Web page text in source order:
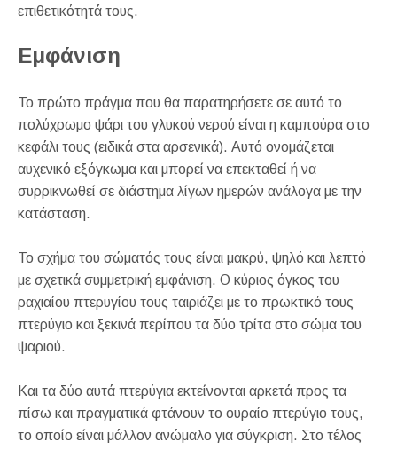
επιθετικότητά τους.
Εμφάνιση
Το πρώτο πράγμα που θα παρατηρήσετε σε αυτό το
πολύχρωμο ψάρι του γλυκού νερού είναι η καμπούρα στο
κεφάλι τους (ειδικά στα αρσενικά). Αυτό ονομάζεται
αυχενικό εξόγκωμα και μπορεί να επεκταθεί ή να
συρρικνωθεί σε διάστημα λίγων ημερών ανάλογα με την
κατάσταση.
Το σχήμα του σώματός τους είναι μακρύ, ψηλό και λεπτό
με σχετικά συμμετρική εμφάνιση. Ο κύριος όγκος του
ραχιαίου πτερυγίου τους ταιριάζει με το πρωκτικό τους
πτερύγιο και ξεκινά περίπου τα δύο τρίτα στο σώμα του
ψαριού.
Και τα δύο αυτά πτερύγια εκτείνονται αρκετά προς τα
πίσω και πραγματικά φτάνουν το ουραίο πτερύγιο τους,
το οποίο είναι μάλλον ανώμαλο για σύγκριση. Στο τέλος